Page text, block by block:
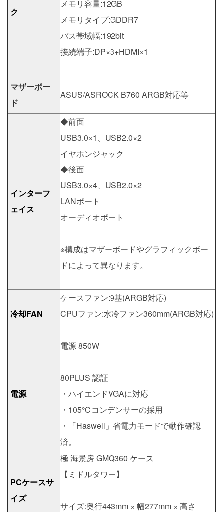
ク
メモリ容量:12GB
メモリタイプ:GDDR7
バス帯域幅:192bit
接続端子:DP×3+HDMI×1
マザーボー
ド
ASUS/ASROCK B760 ARGB対応等
インターフ
ェイス
◆前面
USB3.0×1、USB2.0×2
イヤホンジャック
◆後面
USB3.0×4、USB2.0×2
LANポート
オーディオポート
※構成はマザーボードやグラフィックボー
ドによって異なります。
冷却FAN
ケースファン:9基(ARGB対応)
CPUファン:水冷ファン360mm(ARGB対応)
電源
電源 850W
80PLUS 認証
・ハイエンドVGAに対応
・105℃コンデンサーの採用
・「Haswell」省電力モードで動作確認
済。
PCケースサ
イズ
極 海景房 GMQ360 ケース
【ミドルタワー】
サイズ:奥行443mm × 幅277mm × 高さ